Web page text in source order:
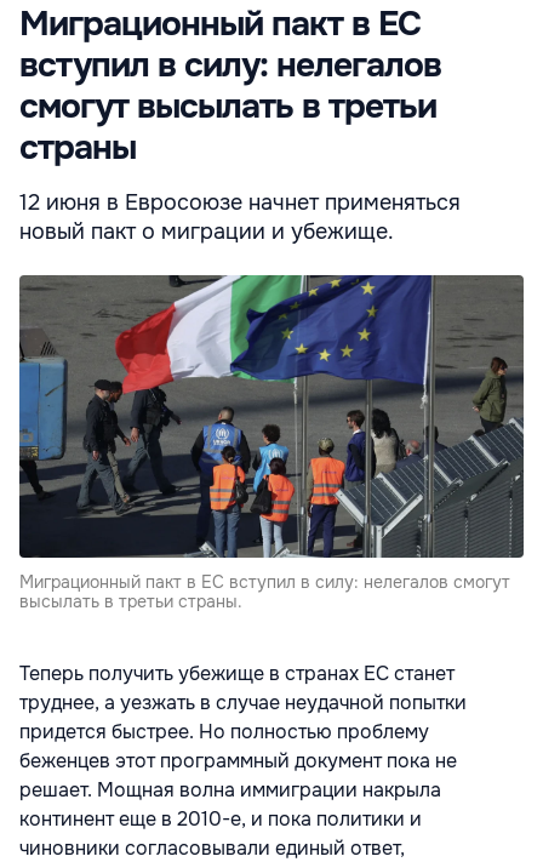
Миграционный пакт в ЕС
вступил в силу: нелегалов
смогут высылать в третьи
страны
12 июня в Евросоюзе начнет применяться
новый пакт о миграции и убежище.
Миграционный пакт в ЕС вступил в силу: нелегалов смогут
высылать в третьи страны.
Теперь получить убежище в странах ЕС станет
труднее, а уезжать в случае неудачной попытки
придется быстрее. Но полностью проблему
беженцев этот программный документ пока не
решает. Мощная волна иммиграции накрыла
континент еще в 2010-е, и пока политики и
чиновники согласовывали единый ответ,